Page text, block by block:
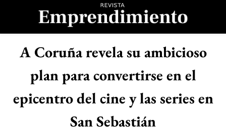
Revista
Emprendimiento
A Coruña revela su ambicioso
plan para convertirse en el
epicentro del cine y las series en
San Sebastián